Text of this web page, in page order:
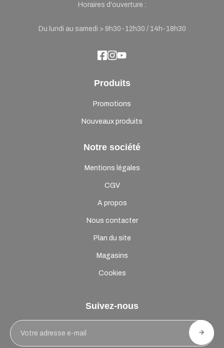
Horaires d'ouverture :
Du lundi au samedi > 9h30-12h30 / 14h-18h30
Produits
Promotions
Nouveaux produits
Notre société
Mentions légales
CGV
A propos
Nous contacter
Plan du site
Magasins
Cookies
Suivez-nous